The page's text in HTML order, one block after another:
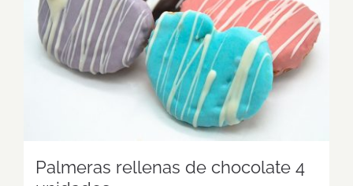
Palmeras rellenas de chocolate 4